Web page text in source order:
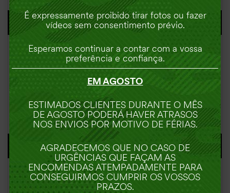
ADICIONAR
KIT DE SOBREVIVÊNCIA
14,90€
ADICIONAR
É expressamente proibido tirar fotos ou fazer
vídeos sem consentimento prévio.
Esperamos continuar a contar com a vossa
preferência e confiança.
EM AGOSTO
ESTIMADOS CLIENTES DURANTE O MÊS
DE AGOSTO PODERÁ HAVER ATRASOS
NOS ENVIOS POR MOTIVO DE FÉRIAS.
AGRADECEMOS QUE NO CASO DE
URGÊNCIAS QUE FAÇAM AS
ENCOMENDAS ATEMPADAMENTE PARA
CONSEGUIRMOS CUMPRIR OS VOSSOS
PRAZOS.